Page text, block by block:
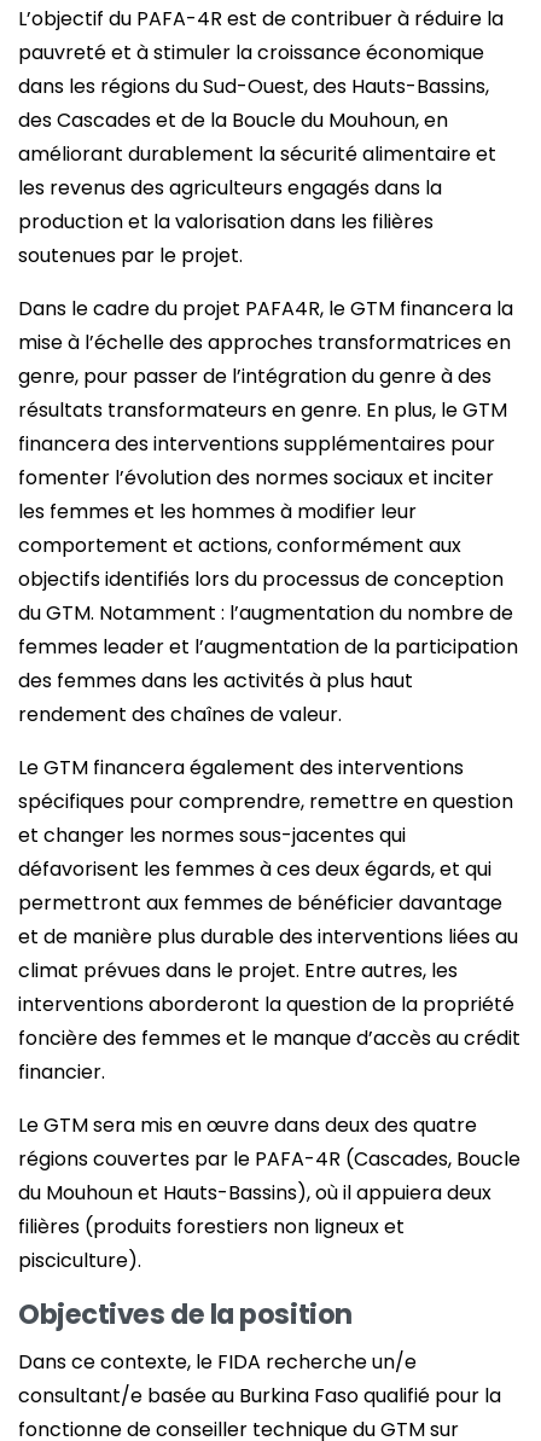
L’objectif du PAFA-4R est de contribuer à réduire la
pauvreté et à stimuler la croissance économique
dans les régions du Sud-Ouest, des Hauts-Bassins,
des Cascades et de la Boucle du Mouhoun, en
améliorant durablement la sécurité alimentaire et
les revenus des agriculteurs engagés dans la
production et la valorisation dans les filières
soutenues par le projet.
Dans le cadre du projet PAFA4R, le GTM financera la
mise à l’échelle des approches transformatrices en
genre, pour passer de l’intégration du genre à des
résultats transformateurs en genre. En plus, le GTM
financera des interventions supplémentaires pour
fomenter l’évolution des normes sociaux et inciter
les femmes et les hommes à modifier leur
comportement et actions, conformément aux
objectifs identifiés lors du processus de conception
du GTM. Notamment : l’augmentation du nombre de
femmes leader et l’augmentation de la participation
des femmes dans les activités à plus haut
rendement des chaînes de valeur.
Le GTM financera également des interventions
spécifiques pour comprendre, remettre en question
et changer les normes sous-jacentes qui
défavorisent les femmes à ces deux égards, et qui
permettront aux femmes de bénéficier davantage
et de manière plus durable des interventions liées au
climat prévues dans le projet. Entre autres, les
interventions aborderont la question de la propriété
foncière des femmes et le manque d’accès au crédit
financier.
Le GTM sera mis en œuvre dans deux des quatre
régions couvertes par le PAFA-4R (Cascades, Boucle
du Mouhoun et Hauts-Bassins), où il appuiera deux
filières (produits forestiers non ligneux et
pisciculture).
Objectives de la position
Dans ce contexte, le FIDA recherche un/e
consultant/e basée au Burkina Faso qualifié pour la
fonctionne de conseiller technique du GTM sur